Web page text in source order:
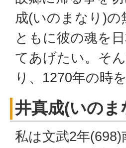
成(いのまなり)
ともに彼の魂を
てあげたい。そ
り、1270年の時
井真成(いの
私は文武2年